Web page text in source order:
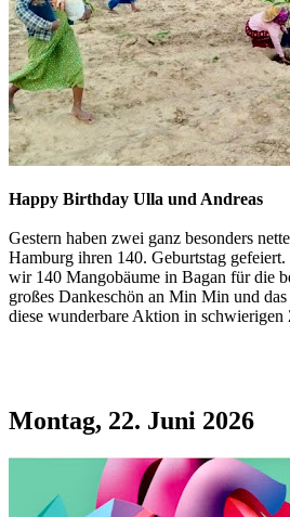
Happy Birthday Ulla und Andreas
Gestern haben zwei ganz besonders
Hamburg ihren 140. Geburtstag gefeiert.
wir 140 Mangobäume in Bagan für die
großes Dankeschön an Min Min und
diese wunderbare Aktion in
Montag, 22. Juni 2026